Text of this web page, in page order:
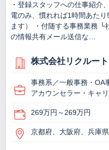
・登録スタッフへの仕事紹介
電のみ、慣れれば1時間あた
ます） ・付随する事務業務 └
の情報共有メール送信な…
株式会社リクルー
事務系／一般事務・OA
アカウンセラー・キャ
269万円～269万円
京都府、大阪府、兵庫県